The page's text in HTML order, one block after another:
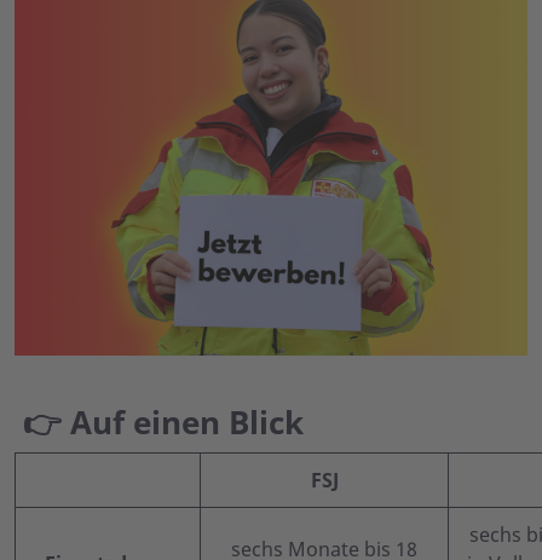
👉 Auf einen Blick
FSJ
sechs Monate bis 18
sechs